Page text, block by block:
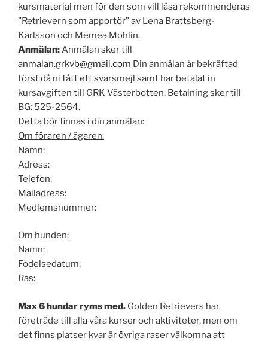
kursmaterial men för den som vill läsa rekommenderas
”Retrievern som apportör” av Lena Brattsberg-
Karlsson och Memea Mohlin.
Anmälan:Anmälan sker till
anmalan.grkvb@gmail.com Din anmälan är bekräftad
först då ni fått ett svarsmejl samt har betalat in
kursavgiften till GRK Västerbotten. Betalning sker till
BG: 525-2564.
Detta bör finnas i din anmälan:
Om föraren / ägaren:
Namn:
Adress:
Telefon:
Mailadress:
Medlemsnummer:
Om hunden:
Namn:
Födelsedatum:
Ras:
Max 6 hundar ryms med. Golden Retrievers har
företräde till alla våra kurser och aktiviteter, men om
det finns platser kvar är övriga raser välkomna att